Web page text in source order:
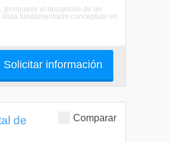
promueve el desarrollo de un
fundamentacin conceptual en
Solicitar información
Comparar
de